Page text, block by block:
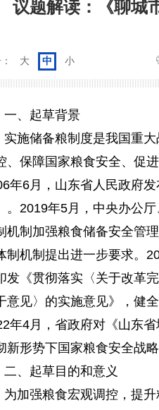
议题解读：《聊城
大 中 小
一、起草背景
实施储备粮制度是我国重
、保障国家粮食安全、促
年6月，山东省人民政府
。2019年5月，中央办公
机制加强粮食储备安全管
制机制提出进一步要求。
发《贯彻落实〈关于改革
意见〉的实施意见》，健
年4月，省政府对《山东
新形势下国家粮食安全战
二、起草目的和意义
为加强粮食宏观调控，提